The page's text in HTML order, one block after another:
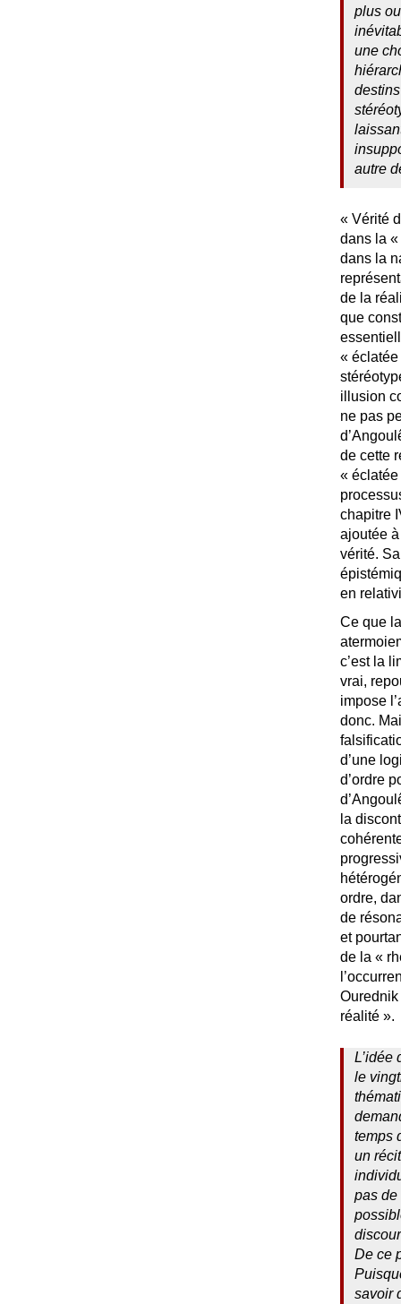
plus
une
autre
« Vérité
dans la «
dans la
de la
que
« éclatée
illusion
ne pas
de cette
« éclatée
chapitre
ajoutée
vérité.
en
Ce que
c’est la
vrai,
impose
donc.
d’une
d’ordre
la
ordre,
de
et
de la «
Ourednik
réalité ».
L’idée
le
temps
un
pas de
De ce
savoir